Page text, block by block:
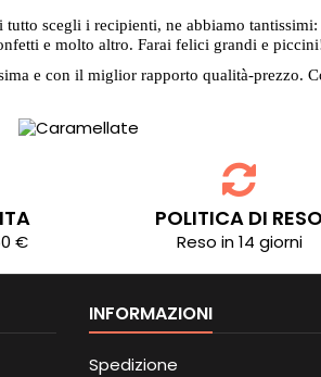
tutto scegli i recipienti, ne abbiamo
e molto altro. Farai felici grandi e
e con il miglior rapporto qualità-prezzo.
€
POLITICA DI RESO
Reso in 14 giorni
INFORMAZIONI
Spedizione